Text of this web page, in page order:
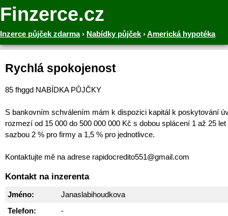
Finzerce.cz
Inzerce půjček zdarma› Nabídky půjček ›Americká hypotéka
Rychlá spokojenost
85 fhggd NABÍDKA PŮJČKY
S bankovním schválením mám k dispozici kapitál k poskytování
rozmezí od 15 000 do 500 000 000 Kč s dobou splácení 1 až 25
sazbou 2 % pro firmy a 1,5 % pro jednotlivce.
Kontaktujte mě na adrese rapidocredito551@gmail.com
Kontakt na inzerenta
Jméno:
Janaslabihoudkova
Telefon:
-